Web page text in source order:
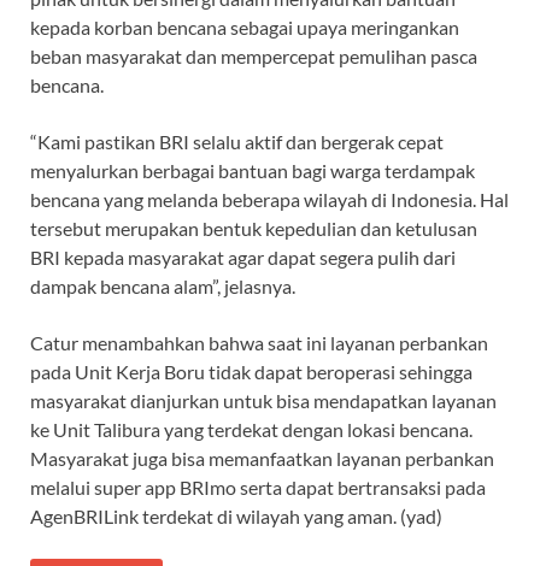
kepada korban bencana sebagai upaya meringankan
beban masyarakat dan mempercepat pemulihan pasca
bencana.
“Kami pastikan BRI selalu aktif dan bergerak cepat
menyalurkan berbagai bantuan bagi warga terdampak
bencana yang melanda beberapa wilayah di Indonesia. Hal
tersebut merupakan bentuk kepedulian dan ketulusan
BRI kepada masyarakat agar dapat segera pulih dari
dampak bencana alam”, jelasnya.
Catur menambahkan bahwa saat ini layanan perbankan
pada Unit Kerja Boru tidak dapat beroperasi sehingga
masyarakat dianjurkan untuk bisa mendapatkan layanan
ke Unit Talibura yang terdekat dengan lokasi bencana.
Masyarakat juga bisa memanfaatkan layanan perbankan
melalui super app BRImo serta dapat bertransaksi pada
AgenBRILink terdekat di wilayah yang aman. (yad)